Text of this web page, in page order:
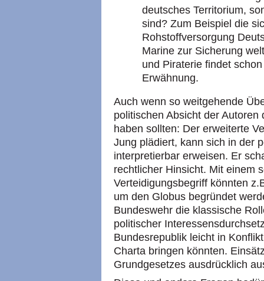
deutsches Territorium,
sind? Zum Beispiel die
Rohstoffversorgung
Marine zur Sicherung
und Piraterie findet
Erwähnung.
Auch wenn so weitgehende
politischen Absicht der
haben sollten: Der erweiterte
Jung plädiert, kann sich in der
interpretierbar erweisen. Er
rechtlicher Hinsicht. Mit einem
Verteidigungsbegriff könnten
um den Globus begründet
Bundeswehr die klassische
politischer
Bundesrepublik leicht in
Charta bringen könnten.
Grundgesetzes ausdrücklich